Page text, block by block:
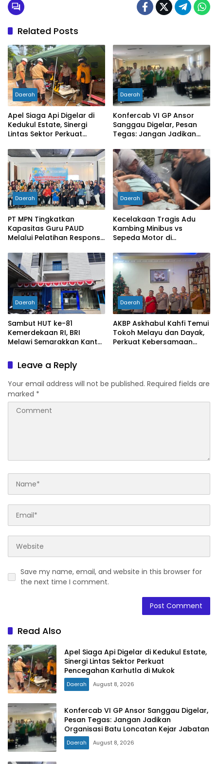
Related Posts
Daerah
Apel Siaga Api Digelar di
Kedukul Estate, Sinergi
Lintas Sektor Perkuat
Mukok
Daerah
Konfercab VI GP Ansor
Sanggau Digelar, Pesan
Tegas: Jangan Jadikan
Kejar Jabatan
Daerah
PT MPN Tingkatkan
Kapasitas Guru PAUD
Melalui Pelatihan Responsif
Daerah
Kecelakaan Tragis Adu
Kambing Minibus vs
Sepeda Motor di
Meninggal Dunia
Daerah
Sambut HUT ke-81
Kemerdekaan RI, BRI
Melawi Semarakkan Kantor
Putih
Daerah
AKBP Askhabul Kahfi Temui
Tokoh Melayu dan Dayak,
Perkuat Kebersamaan
Leave a Reply
Your email address will not be published. Required fields are
marked *
Save my name, email, and website in this browser for
the next time I comment.
Read Also
Apel Siaga Api Digelar di Kedukul Estate,
Sinergi Lintas Sektor Perkuat
Pencegahan Karhutla di Mukok
Daerah August 8, 2026
Konfercab VI GP Ansor Sanggau Digelar,
Pesan Tegas: Jangan Jadikan
Organisasi Batu Loncatan Kejar Jabatan
Daerah August 8, 2026